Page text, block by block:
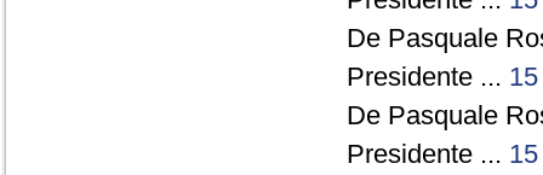
De Pasquale
Presidente ... 15
De Pasquale
Presidente ... 15